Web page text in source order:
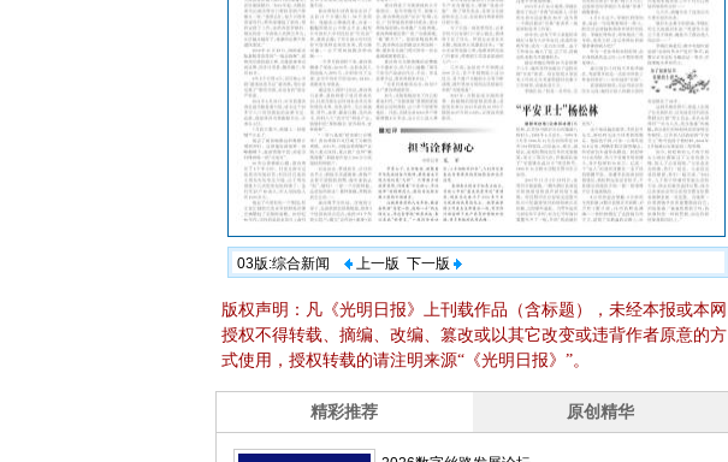
03版:综合新闻 上一版 下一版
版权声明：凡《光明日报》上刊载作品（含标题），未经本报或本网
授权不得转载、摘编、改编、篡改或以其它改变或违背作者原意的方
式使用，授权转载的请注明来源“《光明日报》”。